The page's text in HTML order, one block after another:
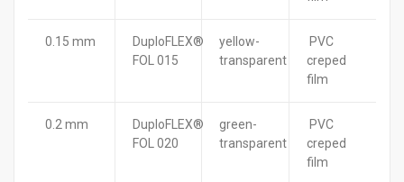
0.15 mm
DuploFLEX®
FOL 015
yellow-
transparent
PVC
creped
film
0.2 mm
DuploFLEX®
FOL 020
green-
transparent
PVC
creped
film